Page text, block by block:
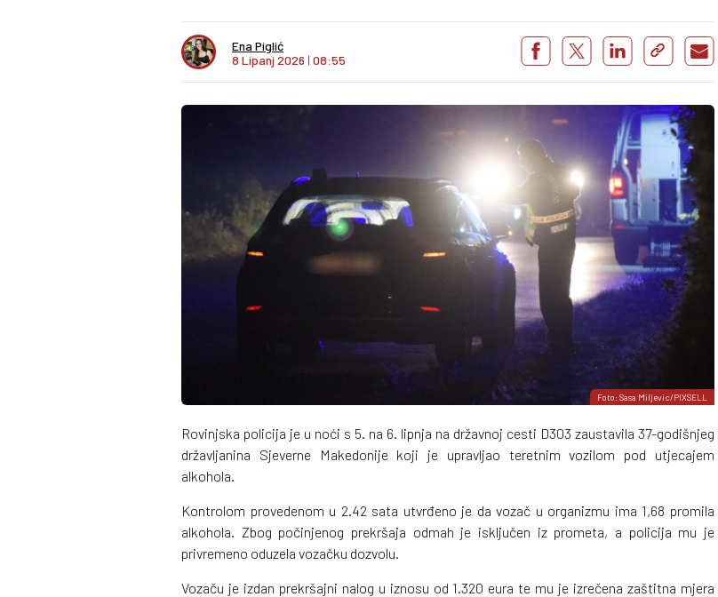
Ena Piglić
8 Lipanj 2026 I 08:55
Foto: Sasa Miljevic/PIXSELL
Rovinjska policija je u noći s 5. na 6. lipnja na državnoj cesti D303 zaustavila 37-godišnjeg
državljanina Sjeverne Makedonije koji je upravljao teretnim vozilom pod utjecajem
alkohola.
Kontrolom provedenom u 2.42 sata utvrđeno je da vozač u organizmu ima 1,68 promila
alkohola. Zbog počinjenog prekršaja odmah je isključen iz prometa, a policija mu je
privremeno oduzela vozačku dozvolu.
Vozaču je izdan prekršajni nalog u iznosu od 1.320 eura te mu je izrečena zaštitna mjera